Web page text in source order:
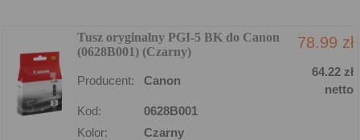
Tusz oryginalny PGI-5 BK do Canon
(0628B001) (Czarny)
78.99 zł
Producent: Canon
64.22 zł
netto
Kod:
0628B001
Kolor:
Czarny